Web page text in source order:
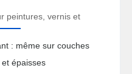
peintures, vernis et
: même sur couches
épaisses